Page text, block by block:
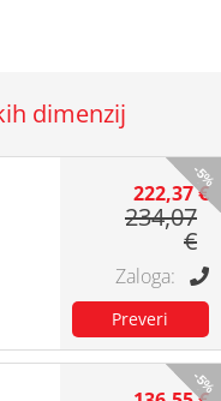
dimenzij
-5%
222,37 €
234,07
€
-5%